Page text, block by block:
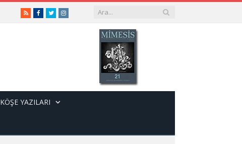
RSSFacebook
TwitterInstagram
KÖŞE YAZILARI